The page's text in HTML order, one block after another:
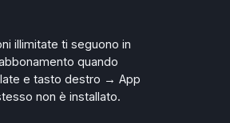
illimitate ti seguono in
quando
e tasto destro → App
non è installato.